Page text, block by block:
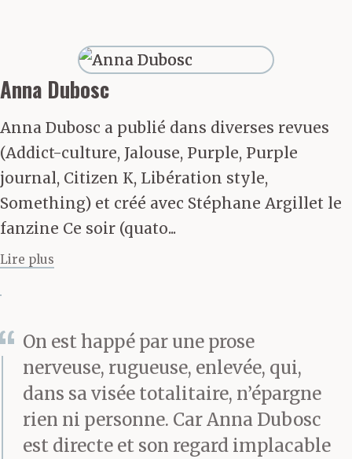
fond, mais l’odeur des
quatre chiens de
Marie- José reste
incrustée dans les
banquettes, deux
Labradors incontinents,
un Bull Terrier et un
homologue, noyé sous
la bâche d’une
piscine dans l’Estérel,
l’été dernier. D’après
Anna Dubosc
Anna Dubosc a publié dans diverses revues
(Addict-culture, Jalouse, Purple, Purple
journal, Citizen K, Libération style,
Something) et créé avec Stéphane Argillet le
fanzine Ce soir (quato...
Lire plus
On est happé par une prose
nerveuse, rugueuse, enlevée, qui,
dans sa visée totalitaire, n’épargne
rien ni personne. Car Anna Dubosc
est directe et son regard implacable